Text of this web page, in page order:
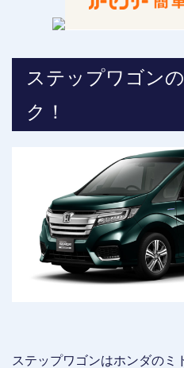
ステップワゴン
ク！
ステップワゴンはホンダのミ